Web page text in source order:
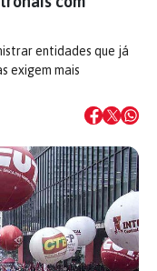
entidades que já
exigem mais